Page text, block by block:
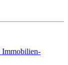
Immobilien-